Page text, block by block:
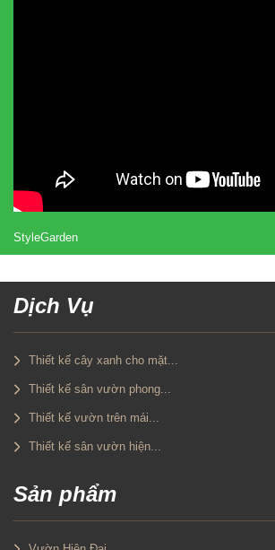
StyleGarden
Dịch Vụ
Thiết kế cây xanh cho mặt...
Thiết kế sân vườn phong...
Thiết kế vườn trên mái...
Thiết kế sân vườn hiện...
Sản phẩm